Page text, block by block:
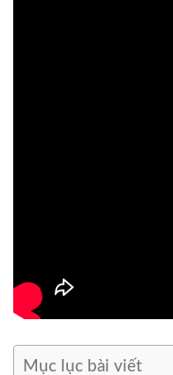
Mục lục bài viết